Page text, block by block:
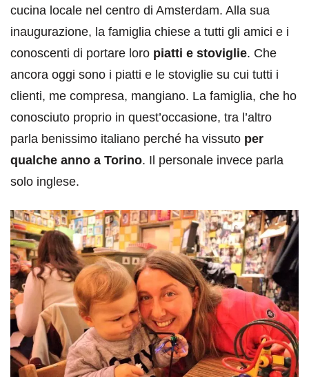
cucina locale nel centro di Amsterdam. Alla sua
inaugurazione, la famiglia chiese a tutti gli amici e i
conoscenti di portare loro piatti e stoviglie. Che
ancora oggi sono i piatti e le stoviglie su cui tutti i
clienti, me compresa, mangiano. La famiglia, che ho
conosciuto proprio in quest’occasione, tra l’altro
parla benissimo italiano perché ha vissuto per
qualche anno a Torino. Il personale invece parla
solo inglese.